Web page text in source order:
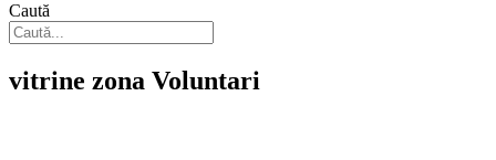
Caută
vitrine zona Voluntari